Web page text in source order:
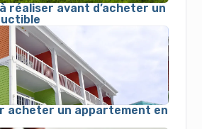
réaliser avant d’acheter un
acheter un appartement en